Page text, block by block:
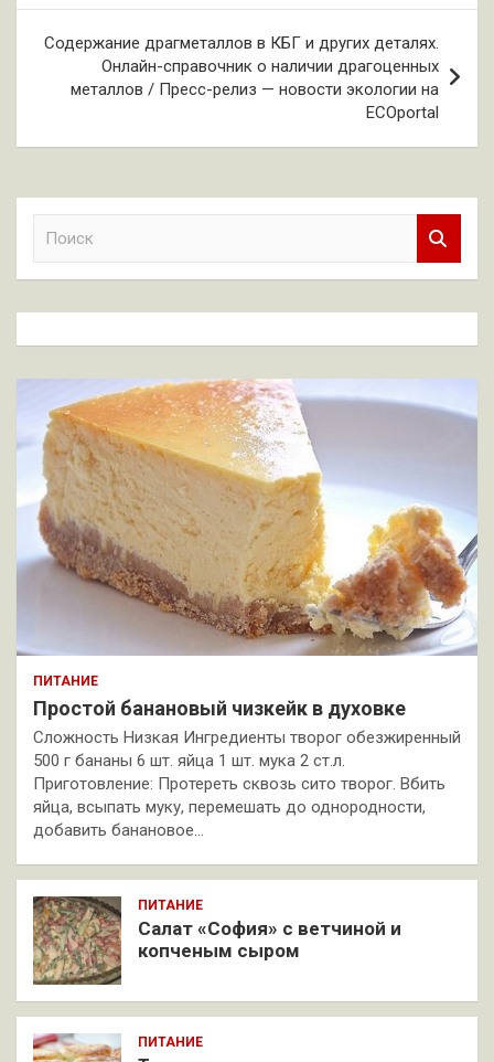
Содержание драгметаллов в КБГ и других деталях.
Онлайн-справочник о наличии драгоценных
металлов / Пресс-релиз — новости экологии на
ECOportal
к
ПИТАНИЕ
Простой банановый чизкейк в духовке
Сложность Низкая Ингредиенты творог обезжиренный
500 г бананы 6 шт. яйца 1 шт. мука 2 ст.л.
Приготовление: Протереть сквозь сито творог. Вбить
яйца, всыпать муку, перемешать до однородности,
добавить банановое…
ПИТАНИЕ
Салат «София» с ветчиной и
копченым сыром
ПИТАНИЕ